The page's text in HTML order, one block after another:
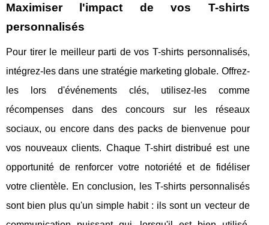
Maximiser l'impact de vos T-shirts
personnalisés
Pour tirer le meilleur parti de vos T-shirts personnalisés,
intégrez-les dans une stratégie marketing globale. Offrez-
les lors d'événements clés, utilisez-les comme
récompenses dans des concours sur les réseaux
sociaux, ou encore dans des packs de bienvenue pour
vos nouveaux clients. Chaque T-shirt distribué est une
opportunité de renforcer votre notoriété et de fidéliser
votre clientèle. En conclusion, les T-shirts personnalisés
sont bien plus qu'un simple habit : ils sont un vecteur de